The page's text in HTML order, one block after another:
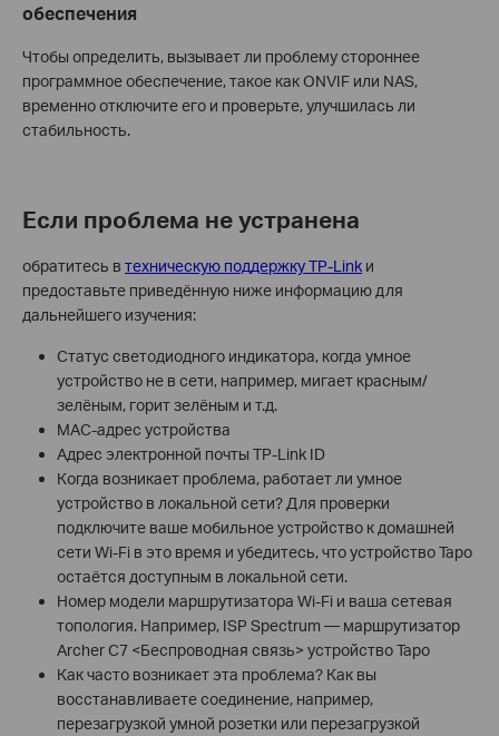
обеспечения
Чтобы определить, вызывает ли проблему стороннее
программное обеспечение, такое как ONVIF или NAS,
временно отключите его и проверьте, улучшилась ли
стабильность.
Если проблема не устранена
обратитесь в техническую поддержку TP-Link и
предоставьте приведённую ниже информацию для
дальнейшего изучения:
Статус светодиодного индикатора, когда умное
устройство не в сети, например, мигает красным/
зелёным, горит зелёным и т.д.
MAC-адрес устройства
Адрес электронной почты TP-Link ID
Когда возникает проблема, работает ли умное
устройство в локальной сети? Для проверки
подключите ваше мобильное устройство к домашней
сети Wi-Fi в это время и убедитесь, что устройство Tapo
остаётся доступным в локальной сети.
Номер модели маршрутизатора Wi-Fi и ваша сетевая
топология. Например, ISP Spectrum — маршрутизатор
Archer C7 <Беспроводная связь> устройство Tapo
Как часто возникает эта проблема? Как вы
восстанавливаете соединение, например,
перезагрузкой умной розетки или перезагрузкой